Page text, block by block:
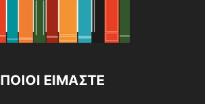
ΠΟΙΟΙ ΕΙΜΑΣΤΕ